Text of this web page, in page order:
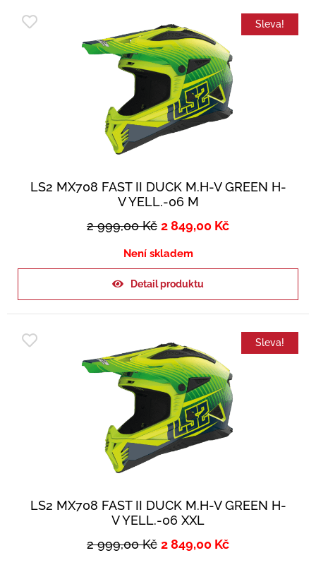
Sleva!
LS2 MX708 FAST II DUCK M.H-V GREEN H-
V YELL.-06 M
2 999,00Kč 2 849,00 Kč
Není skladem
Detail produktu
Sleva!
LS2 MX708 FAST II DUCK M.H-V GREEN H-
V YELL.-06 XXL
2 999,00Kč 2 849,00 Kč